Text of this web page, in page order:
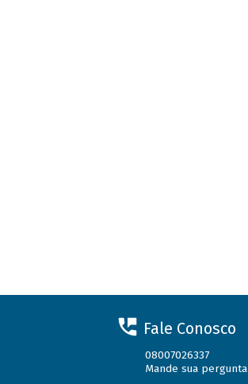
Fale Conosco
08007026337
Mande sua pergunta